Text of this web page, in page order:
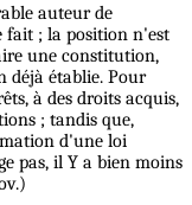
auteur de
fait ; la position n'est
une constitution,
déjà établie. Pour
à des droits acquis,
; tandis que,
d'une loi
pas, il Y a bien moins